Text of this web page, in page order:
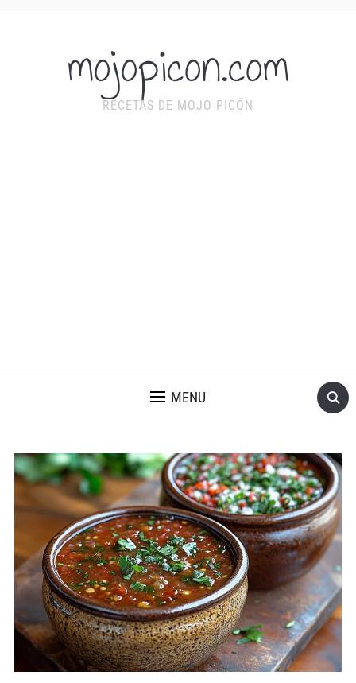
mojopicon.com
RECETAS DE MOJO PICÓN
MENU